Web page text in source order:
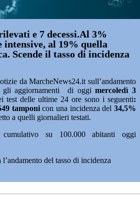
e 7 decessi.Al 3%
intensive, al 19% quella
Scende il tasso di incidenza
da MarcheNews24.it sull’andamento
gli aggiornamenti di oggimercoledì 3
test delle ultime 24 ore sono i seguenti:
tamponicon una incidenza del34,5%
a quelli giornalieri testati.
su 100.000 abitanti oggi
del tasso di incidenza